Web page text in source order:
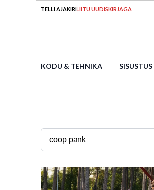
TELLI AJAKIRILIITU UUDISKIRJAGA
KODU & TEHNIKA SISUSTUS